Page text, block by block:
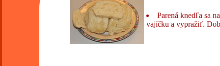
Parená knedľa sa
vajíčku a vypražiť.